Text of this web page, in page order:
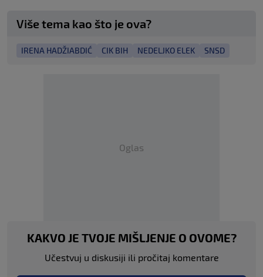
Više tema kao što je ova?
IRENA HADŽIABDIĆ CIK BIH NEDELJKO ELEK SNSD
Oglas
KAKVO JE TVOJE MIŠLJENJE O OVOME?
Učestvuj u diskusiji ili pročitaj komentare